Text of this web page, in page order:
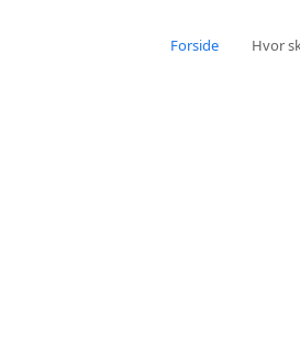
Forside Hvor